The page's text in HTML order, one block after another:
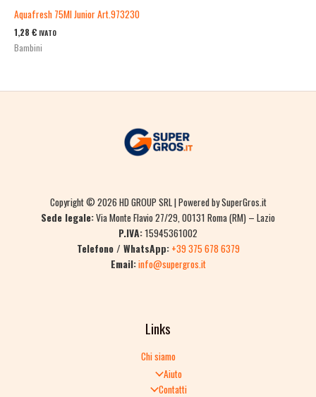
Aquafresh 75Ml Junior Art.973230
1,28 € IVATO
Bambini
Copyright © 2026 HD GROUP SRL | Powered by SuperGros.it
Sede legale:Via Monte Flavio 27/29, 00131 Roma (RM) – Lazio
P.IVA:15945361002
Telefono / WhatsApp: +39 375 678 6379
Email:info@supergros.it
Links
Chi siamo
Aiuto
Contatti